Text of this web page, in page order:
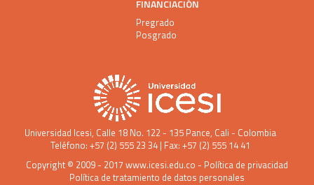
FINANCIACIÓN
Pregrado
Posgrado
Universidad Icesi, Calle 18 No. 122 - 135 Pance, Cali - Colombia
Teléfono: +57 (2) 555 23 34 | Fax: +57 (2) 555 14 41
Copyright © 2009 - 2017 www.icesi.edu.co - Política de privacidad
Política de tratamiento de datos personales